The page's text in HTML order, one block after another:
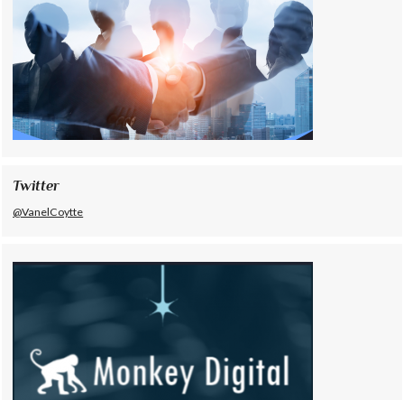
Twitter
@VanelCoytte